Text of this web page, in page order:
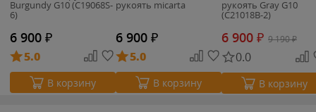
Burgundy G10 (C19068S-
6)
6 900 ₽
5.0
В корзину
рукоять micarta
6 900 ₽
5.0
В корзину
рукоять Gray G10
(C21018B-2)
6 900 ₽ 9 190₽
0.0
В корзину